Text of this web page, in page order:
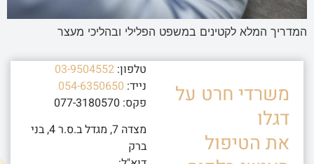
המדריך המלא לקטינים במשפט הפלילי ובהליכי מעצר
משרדי חרט על
דגלו
את הטיפול
טלפון: 03-9504552
נייד: 054-6350650
פקס: 077-3180570
מצדה 7, מגדל ב.ס.ר 4, בני
ברק